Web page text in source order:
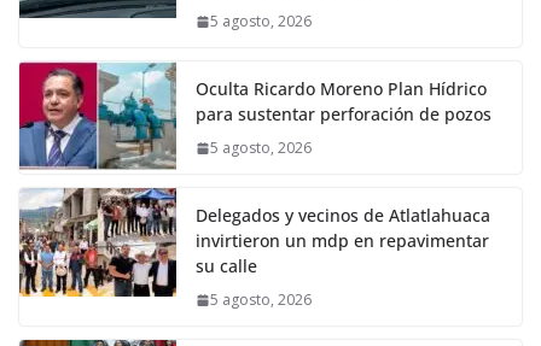
5 agosto, 2026
Oculta Ricardo Moreno Plan Hídrico
para sustentar perforación de pozos
5 agosto, 2026
Delegados y vecinos de Atlatlahuaca
invirtieron un mdp en repavimentar
su calle
5 agosto, 2026